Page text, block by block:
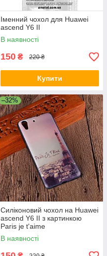
Іменний чохол для Huawei
ascend Y6 II
В наявності
150 ₴ 220 ₴
Купити
–32%
Силіконовий чохол на Huawei
ascend Y6 II з картинкою
Paris je t'aime
В наявності